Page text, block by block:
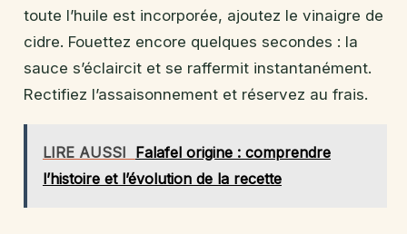
toute l’huile est incorporée, ajoutez le vinaigre de
cidre. Fouettez encore quelques secondes : la
sauce s’éclaircit et se raffermit instantanément.
Rectifiez l’assaisonnement et réservez au frais.
LIRE AUSSI Falafel origine : comprendre
l’histoire et l’évolution de la recette